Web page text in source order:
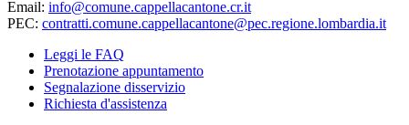
Email: info@comune.cappellacantone.cr.it
PEC: contratti.comune.cappellacantone@pec.regione.lombardia.it
Leggi le FAQ
Prenotazione appuntamento
Segnalazione disservizio
Richiesta d'assistenza